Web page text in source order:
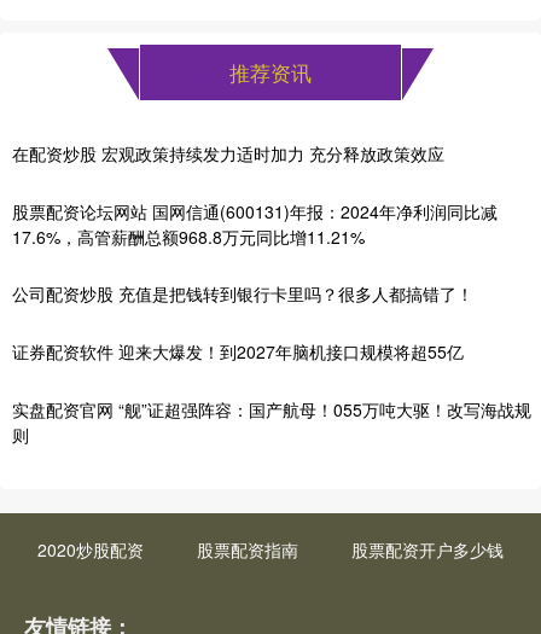
推荐资讯
在配资炒股 宏观政策持续发力适时加力 充分释放政策效应
股票配资论坛网站 国网信通(600131)年报：2024年净利润同比减
17.6%，高管薪酬总额968.8万元同比增11.21%
公司配资炒股 充值是把钱转到银行卡里吗？很多人都搞错了！
证券配资软件 迎来大爆发！到2027年脑机接口规模将超55亿
实盘配资官网 “舰”证超强阵容：国产航母！055万吨大驱！改写海战规
则
2020炒股配资 股票配资指南 股票配资开户多少钱
友情链接：